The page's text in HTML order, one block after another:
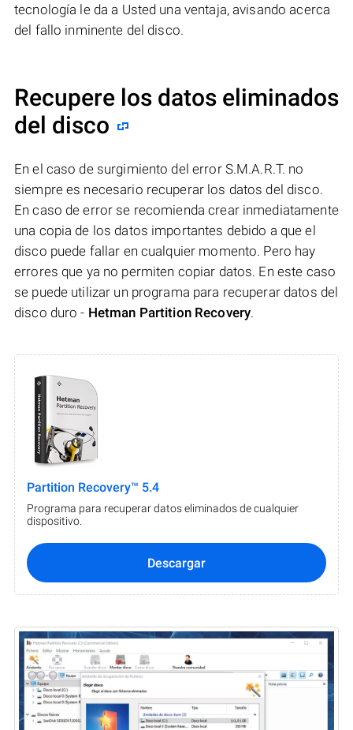
tecnología le da a Usted una ventaja, avisando acerca
del fallo inminente del disco.
Recupere los datos eliminados
del disco
En el caso de surgimiento del error S.M.A.R.T. no
siempre es necesario recuperar los datos del disco.
En caso de error se recomienda crear inmediatamente
una copia de los datos importantes debido a que el
disco puede fallar en cualquier momento. Pero hay
errores que ya no permiten copiar datos. En este caso
se puede utilizar un programa para recuperar datos del
disco duro - Hetman Partition Recovery.
Partition Recovery™ 5.4
Programa para recuperar datos eliminados de cualquier
dispositivo.
Descargar